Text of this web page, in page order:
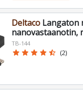
DeltacoLangaton
nanovastaanotin,
TB-144
star star star star star_half (2)